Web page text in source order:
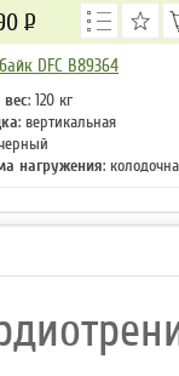
DFC B89364
: 120 кг
: вертикальная
нагружения:
Р